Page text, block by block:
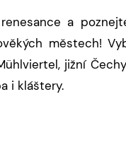
renesance a
městech!
jižní
i kláštery.